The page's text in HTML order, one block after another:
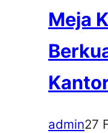
Meja
admin27